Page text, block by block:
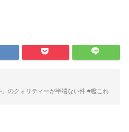
のクォリティーが半端ない件 #艦これ